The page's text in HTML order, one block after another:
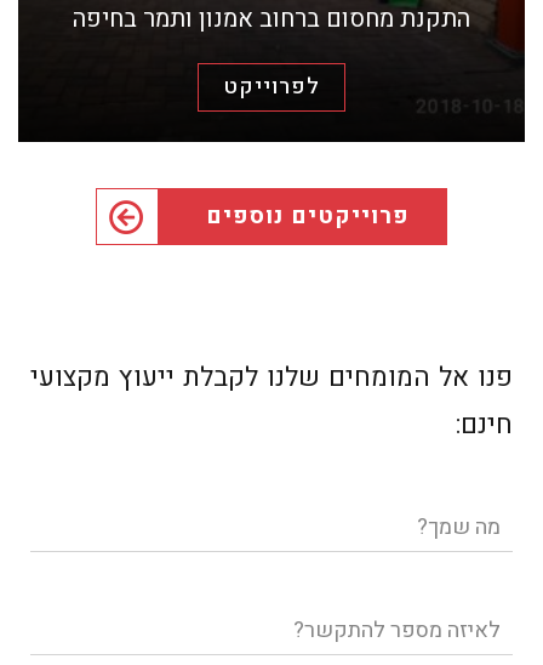
התקנת מחסום ברחוב אמנון ותמר בחיפה
לפרוייקט
פרוייקטים נוספים
פנו אל המומחים שלנו לקבלת ייעוץ מקצועי
חינם:
שם
מלא
טלפון